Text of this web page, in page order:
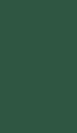
國立台灣大學生態
歡迎引用本網站資
【台灣植物資訊整
且不得有收取資料